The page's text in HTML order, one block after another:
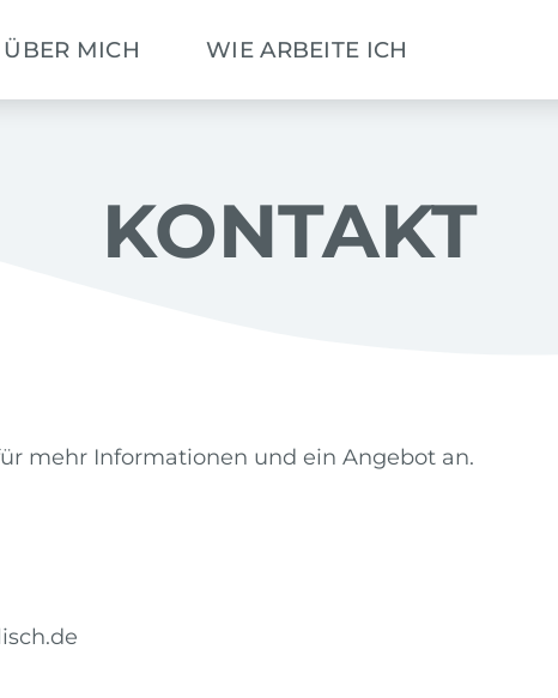
ÜBER MICH WIE ARBEITE ICH
KONTAKT
mehr Informationen und ein Angebot an.